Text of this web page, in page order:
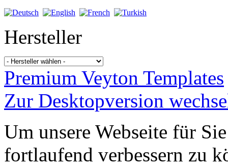
Hersteller
Premium Veyton Templates
Zur Desktopversion
Um unsere Webseite für
fortlaufend verbessern zu